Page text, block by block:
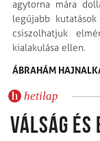
agytorna mára
legújabb
csiszolhatjuk
kialakulása ellen.
ÁBRAHÁM
hetilap
VÁLSÁG ÉS